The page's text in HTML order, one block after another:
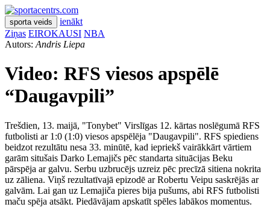
sporta veids
ienākt
Ziņas EIROKAUSI NBA
Autors: Andris Liepa
Video: RFS viesos apspēlē
“Daugavpili”
Trešdien, 13. maijā, "Tonybet" Virslīgas 12. kārtas noslēgumā RFS
futbolisti ar 1:0 (1:0) viesos apspēlēja "Daugavpili". RFS spiediens
beidzot rezultātu nesa 33. minūtē, kad iepriekš vairākkārt vārtiem
garām situšais Darko Lemajičs pēc standarta situācijas Beku
pārspēja ar galvu. Serbu uzbrucējs uzreiz pēc precīzā sitiena nokrita
uz zāliena. Viņš rezultatīvajā epizodē ar Robertu Veipu saskrējās ar
galvām. Lai gan uz Lemajiča pieres bija pušums, abi RFS futbolisti
maču spēja atsākt. Piedāvājam apskatīt spēles labākos momentus.